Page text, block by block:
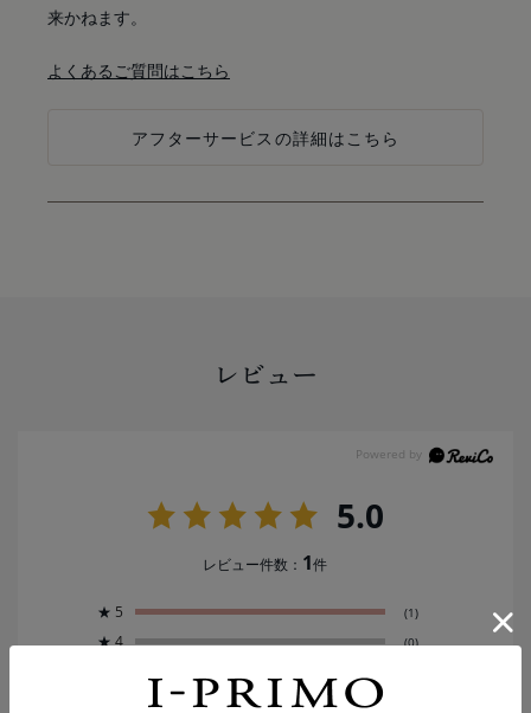
来かねます。
よくあるご質問はこちら
アフターサービスの詳細はこちら
レビュー
5.0
レビュー件数： 1件
★ 5 (1)
★4 (0)